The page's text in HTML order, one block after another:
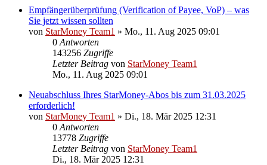
Empfängerüberprüfung (Verification of Payee, VoP) – was
Sie jetzt wissen sollten
von StarMoney Team1 » Mo., 11. Aug 2025 09:01
0 Antworten
143256 Zugriffe
Letzter Beitrag von StarMoney Team1
Mo., 11. Aug 2025 09:01
Neuabschluss Ihres StarMoney-Abos bis zum 31.03.2025
erforderlich!
von StarMoney Team1 » Di., 18. Mär 2025 12:31
0 Antworten
13778 Zugriffe
Letzter Beitrag von StarMoney Team1
Di., 18. Mär 2025 12:31